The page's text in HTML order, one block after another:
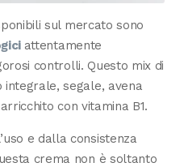
sul mercato sono
attentamente
controlli. Questo mix di
segale, avena
con vitamina B1.
e dalla consistenza
crema non è soltanto